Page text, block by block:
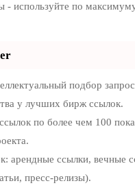
- используйте по
подбор
у лучших бирж ссылок.
по более чем 100
арендные ссылки, вечные
пресс-релизы).